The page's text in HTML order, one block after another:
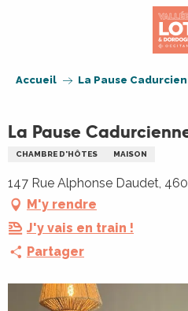
Accueil La Pause
La Pause
CHAMBRE D'HÔTES MAISON
147 Rue Alphonse Daudet,
M'y rendre
J'y vais en train !
Partager